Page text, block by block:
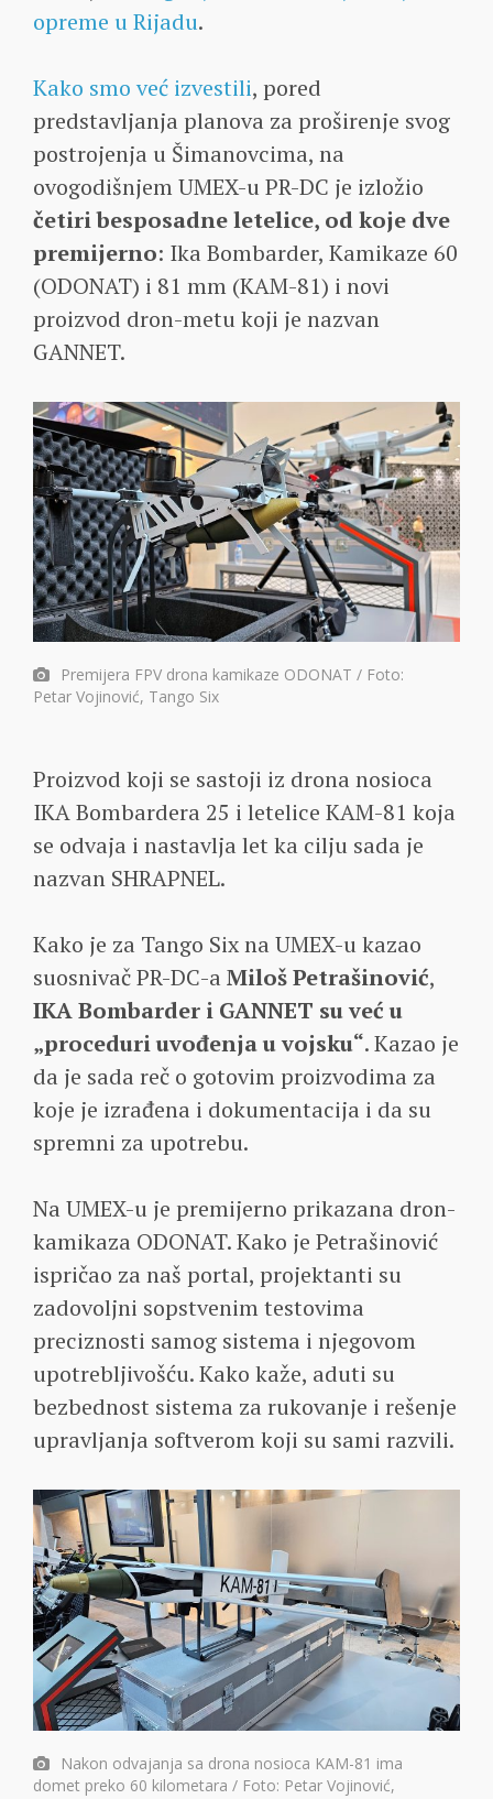
opreme u Rijadu.
Kako smo već izvestili, pored
predstavljanja planova za proširenje svog
postrojenja u Šimanovcima, na
ovogodišnjem UMEX-u PR-DC je izložio
četiri besposadne letelice, od koje dve
premijerno: Ika Bombarder, Kamikaze 60
(ODONAT) i 81 mm (KAM-81) i novi
proizvod dron-metu koji je nazvan
GANNET.
Premijera FPV drona kamikaze ODONAT / Foto:
Petar Vojinović, Tango Six
Proizvod koji se sastoji iz drona nosioca
IKA Bombardera 25 i letelice KAM-81 koja
se odvaja i nastavlja let ka cilju sada je
nazvan SHRAPNEL.
Kako je za Tango Six na UMEX-u kazao
suosnivač PR-DC-a Miloš Petrašinović,
IKA Bombarder i GANNET su već u
„proceduri uvođenja u vojsku“. Kazao je
da je sada reč o gotovim proizvodima za
koje je izrađena i dokumentacija i da su
spremni za upotrebu.
Na UMEX-u je premijerno prikazana dron-
kamikaza ODONAT. Kako je Petrašinović
ispričao za naš portal, projektanti su
zadovoljni sopstvenim testovima
preciznosti samog sistema i njegovom
upotrebljivošću. Kako kaže, aduti su
bezbednost sistema za rukovanje i rešenje
upravljanja softverom koji su sami razvili.
Nakon odvajanja sa drona nosioca KAM-81 ima
domet preko 60 kilometara / Foto: Petar Vojinović,